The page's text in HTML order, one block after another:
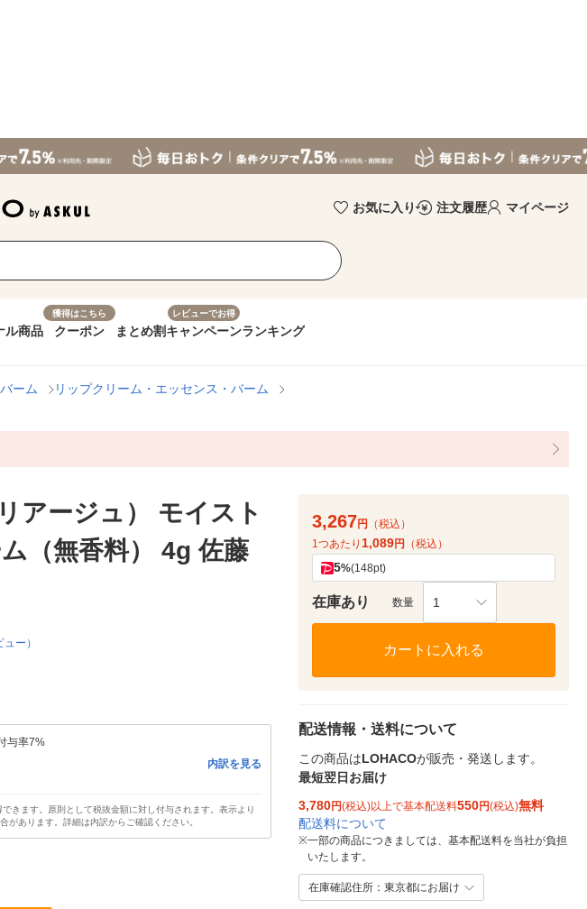
お気に入り 注文履歴 マイページ
ル商品
獲得はこちら
クーポン まとめ割
レビューでお得
キャンペーンランキング
ーム
リップクリーム・エッセンス・バーム
アージュ） モイスト
（無香料） 4g 佐藤
ー）
与率7%
内訳を見る
きます。原則として税抜金額に対し付与されます。表示より
があります。詳細は内訳からご確認ください。
3,267円
（税込）
1つあたり 1,089円 （税込）
5%(148pt)
在庫あり 数量 1
カートに入れる
配送情報・送料について
この商品はLOHACOが販売・発送します。
最短翌日お届け
3,780円(税込)以上で基本配送料550円(税込)無料
配送料について
※一部の商品につきましては、基本配送料を当社が負担
いたします。
在庫確認住所：東京都にお届け